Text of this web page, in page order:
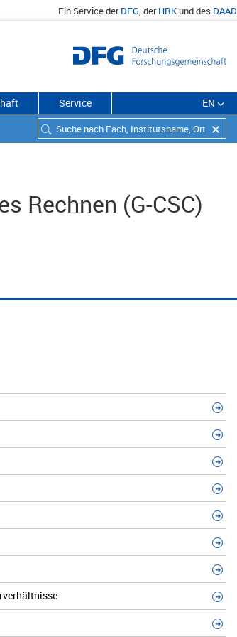
Ein Service derDFG, derHRKund des DAAD
Service EN
Rechnen (G-CSC)